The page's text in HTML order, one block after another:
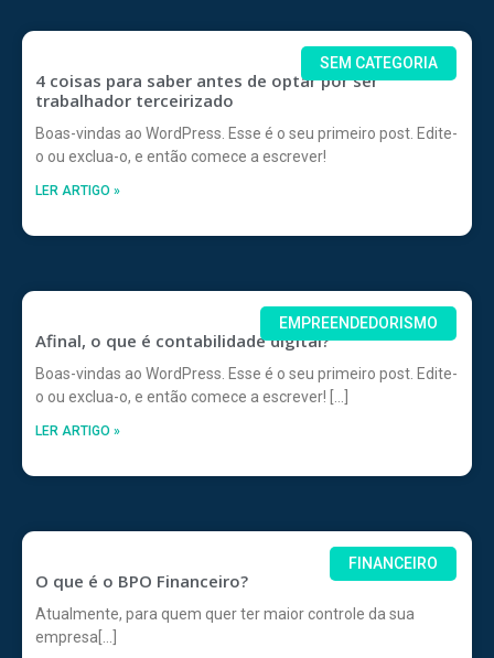
SEM CATEGORIA
4 coisas para saber antes de optar por ser
trabalhador terceirizado
Boas-vindas ao WordPress. Esse é o seu primeiro post. Edite-
o ou exclua-o, e então comece a escrever!
LER ARTIGO »
EMPREENDEDORISMO
Afinal, o que é contabilidade digital?
Boas-vindas ao WordPress. Esse é o seu primeiro post. Edite-
o ou exclua-o, e então comece a escrever! […]
LER ARTIGO »
FINANCEIRO
O que é o BPO Financeiro?
Atualmente, para quem quer ter maior controle da sua
empresa[…]